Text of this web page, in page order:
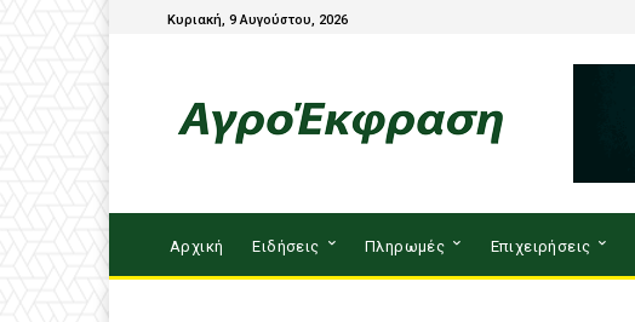
Κυριακή, 9 Αυγούστου, 2026
Αρχική Ειδήσεις Πληρωμές Επιχειρήσεις